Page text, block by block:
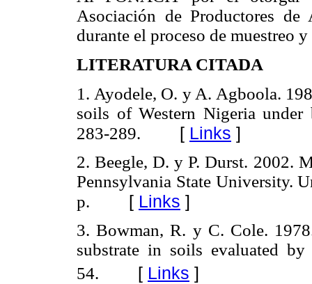
Asociación de Productores
durante el proceso de muestreo
LITERATURA CITADA
1. Ayodele, O. y A. Agboola.
soils of Western Nigeria
283-289. [ Links ]
2. Beegle, D. y P. Durst. 2002.
Pennsylvania State University.
p. [ Links ]
3. Bowman, R. y C. Cole.
substrate in soils evaluated by
54. [ Links ]